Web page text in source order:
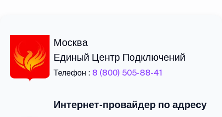
Москва
Единый Центр Подключений
Телефон : 8 (800) 505-88-41
Интернет-провайдер по адресу